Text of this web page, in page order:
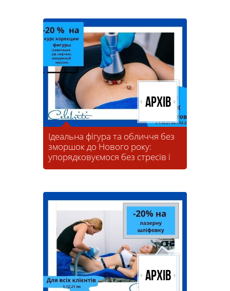
Ідеальна фігура та обличчя без
зморшок до Нового року:
упорядковуємося без стресів і
дієт
Архів
Архів